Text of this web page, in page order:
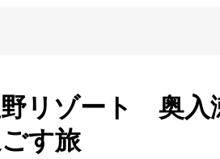
野リゾート 奥入
す旅